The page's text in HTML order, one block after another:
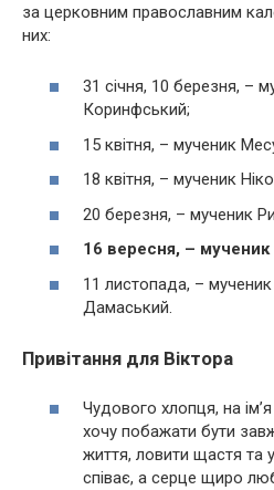
за церковним православним
них:
31 січня, 10 березня, –
Коринфський;
15 квітня, – мученик
18 квітня, – мученик
20 березня, – мученик
16 вересня, – мученик
11 листопада, – мученик
Дамаський.
Привітання для Віктора
Чудового хлопця, на
хочу побажати бути
життя, ловити щастя та
співає, а серце щиро